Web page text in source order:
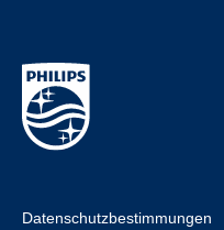
Datenschutzbestimmungen